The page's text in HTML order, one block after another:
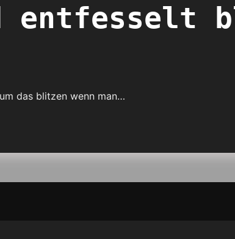
entfesselt
das blitzen wenn man…